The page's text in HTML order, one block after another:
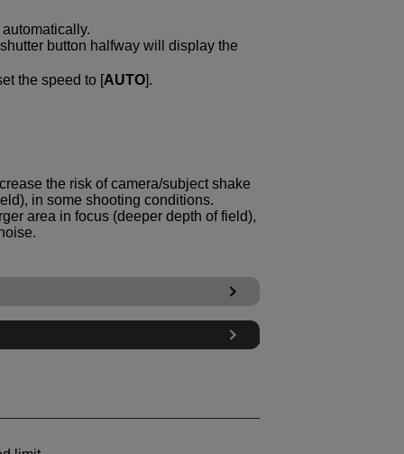
button halfway will display the
the speed to [AUTO].
the risk of camera/subject shake
in some shooting conditions.
area in focus (deeper depth of field),